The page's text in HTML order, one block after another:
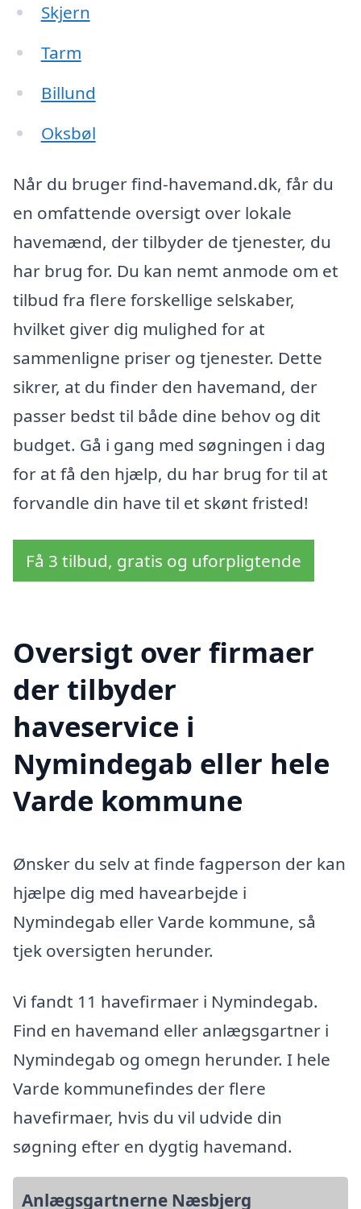
Skjern
Tarm
Billund
Oksbøl
Når du bruger find-havemand.dk, får du
en omfattende oversigt over lokale
havemænd, der tilbyder de tjenester, du
har brug for. Du kan nemt anmode om et
tilbud fra flere forskellige selskaber,
hvilket giver dig mulighed for at
sammenligne priser og tjenester. Dette
sikrer, at du finder den havemand, der
passer bedst til både dine behov og dit
budget. Gå i gang med søgningen i dag
for at få den hjælp, du har brug for til at
forvandle din have til et skønt fristed!
Få 3 tilbud, gratis og uforpligtende
Oversigt over firmaer
der tilbyder
haveservice i
Nymindegab eller hele
Varde kommune
Ønsker du selv at finde fagperson der kan
hjælpe dig med havearbejde i
Nymindegab eller Varde kommune, så
tjek oversigten herunder.
Vi fandt 11 havefirmaer i Nymindegab.
Find en havemand eller anlægsgartner i
Nymindegab og omegn herunder. I hele
Varde kommunefindes der flere
havefirmaer, hvis du vil udvide din
søgning efter en dygtig havemand.
Anlægsgartnerne Næsbjerg